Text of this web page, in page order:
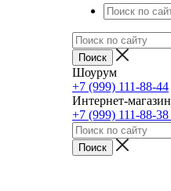
Шоурум
+7 (999) 111-88-44
Интернет-магазин
+7 (999) 111-88-38